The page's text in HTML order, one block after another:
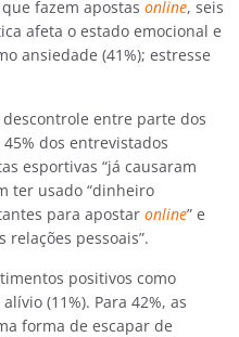
fazem apostas online, seis
afeta o estado emocional e
ansiedade (41%); estresse
entre parte dos
dos entrevistados
esportivas “já causaram
ter usado “dinheiro
para apostar online” e
pessoais”.
positivos como
(11%). Para 42%, as
forma de escapar de